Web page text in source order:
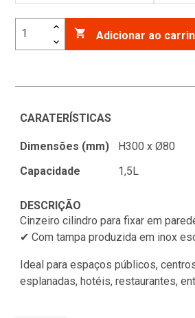
 Adicionar ao
CARATERÍSTICAS
Dimensões (mm)
H300 x Ø80
Capacidade
1,5L
DESCRIÇÃO
Cinzeiro cilindro para fixar em
✔ Com tampa produzida em inox
Ideal para espaços públicos,
esplanadas, hotéis, restaurantes,